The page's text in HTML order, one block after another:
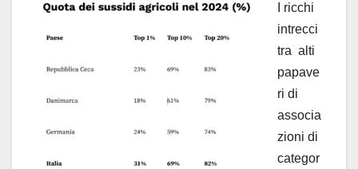
I ricchi
intrecci
tra alti
papave
ri di
associa
zioni di
categor